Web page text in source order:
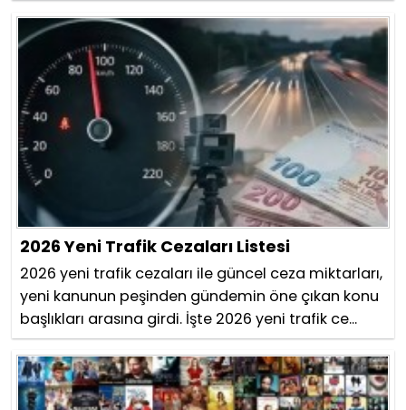
2026 Yeni Trafik Cezaları Listesi
2026 yeni trafik cezaları ile güncel ceza miktarları,
yeni kanunun peşinden gündemin öne çıkan konu
başlıkları arasına girdi. İşte 2026 yeni trafik ce...